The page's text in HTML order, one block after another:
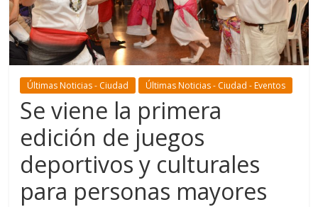
Últimas Noticias - Ciudad Últimas Noticias - Ciudad - Eventos
Se viene la primera
edición de juegos
deportivos y culturales
para personas mayores